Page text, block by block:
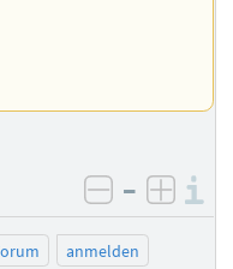
negativ
–
anmelden